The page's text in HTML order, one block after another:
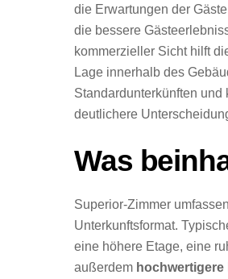
die Erwartungen der
die bessere
kommerzieller Sicht hilft
Lage innerhalb des
Standardunterkünften
deutlichere
Was
Superior-Zimmer
Unterkunftsformat.
eine höhere Etage, eine
außerdem hochwertigere